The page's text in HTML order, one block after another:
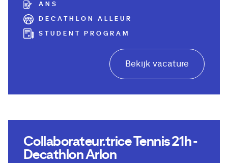
ANS
DECATHLON ALLEUR
STUDENT PROGRAM
Bekijk vacature
Collaborateur.trice Tennis 21h -
Decathlon Arlon